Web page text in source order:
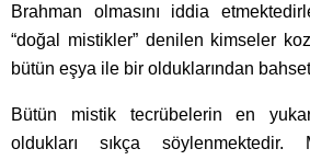
Brahman olmasını iddia
“doğal mistikler” denilen kimseler
bütün eşya ile bir olduklarından
Bütün mistik tecrübelerin en
oldukları sıkça